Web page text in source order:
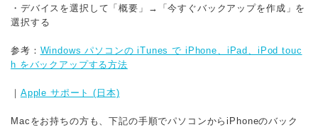
・デバイスを選択して「概要」→「今すぐバックアップを作成」を
選択する
参考： Windows パソコンの iTunes で iPhone、iPad、iPod touc
h をバックアップする方法
｜ Apple サポート (日本)
Macをお持ちの方も、下記の手順でパソコンからiPhoneのバック